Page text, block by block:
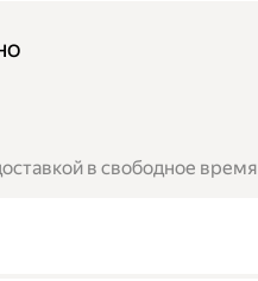
в свободное время